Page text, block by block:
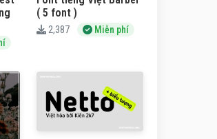
( 5 font )
2,387 Miễn phí